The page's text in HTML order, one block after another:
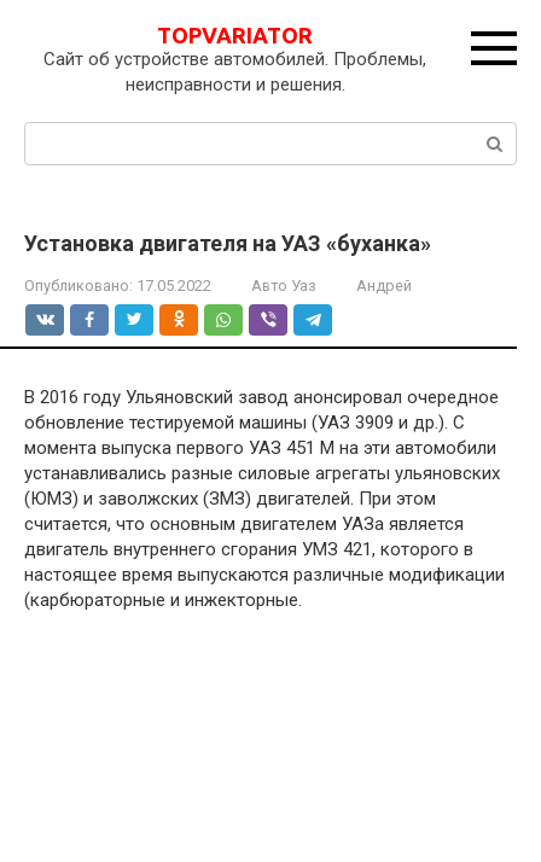
контенту
TOPVARIATOR
Сайт об устройстве автомобилей. Проблемы,
неисправности и решения.
Поиск:
Установка двигателя на УАЗ «буханка»
Опубликовано: 17.05.2022 Авто Уаз Андрей
В 2016 году Ульяновский завод анонсировал очередное
обновление тестируемой машины (УАЗ 3909 и др.). С
момента выпуска первого УАЗ 451 М на эти автомобили
устанавливались разные силовые агрегаты ульяновских
(ЮМЗ) и заволжских (ЗМЗ) двигателей. При этом
считается, что основным двигателем УАЗа является
двигатель внутреннего сгорания УМЗ 421, которого в
настоящее время выпускаются различные модификации
(карбюраторные и инжекторные.